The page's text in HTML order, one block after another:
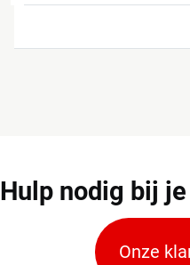
Hulp nodig bij
Onze